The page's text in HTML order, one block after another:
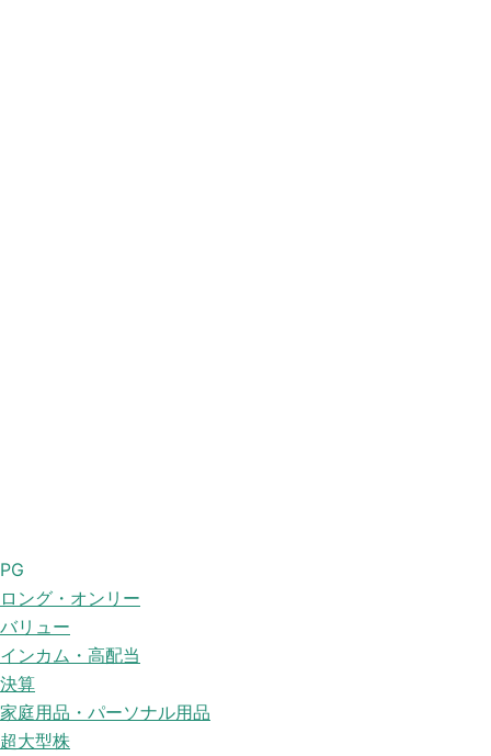
PG
ロング・オンリー
バリュー
インカム・高配当
決算
家庭用品・パーソナル用品
超大型株